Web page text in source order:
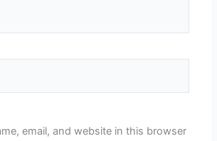
email, and website in this browser